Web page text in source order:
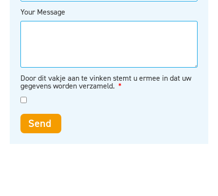
Your Message
Door dit vakje aan te vinken stemt u ermee in dat uw
gegevens worden verzameld.
Send